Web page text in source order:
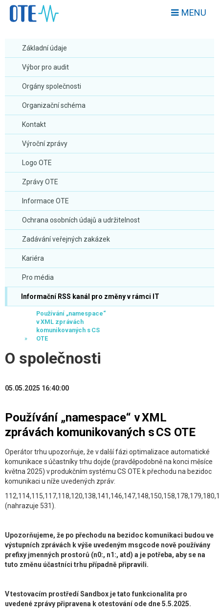
MENU
Základní údaje
Výbor pro audit
Orgány společnosti
Organizační schéma
Kontakt
Výroční zprávy
Logo OTE
Zprávy OTE
Informace OTE
Ochrana osobních údajů a udržitelnost
Zadávání veřejných zakázek
Kariéra
Pro média
Informační RSS kanál pro změny v rámci IT
Používání „namespace“
v XML zprávách
komunikovaných s CS
OTE
O společnosti
05.05.2025 16:40:00
Používání „namespace“ v XML
zprávách komunikovaných s CS OTE
Operátor trhu upozorňuje, že v další fázi optimalizace automatické
komunikace s účastníky trhu dojde (pravděpodobně na konci měsíce
května 2025) v produkčním systému CS OTE k přechodu na bezidoc
komunikaci u níže uvedených zpráv:
(nahrazuje 531).
Upozorňujeme, že po přechodu na bezidoc komunikaci budou ve
výstupních zprávách k výše uvedeným msgcode nově používány
prefixy jmenných prostorů (n0:, n1:, atd) a je potřeba, aby se na
tuto změnu účastníci trhu případně připravili.
V testovacím prostředí Sandbox je tato funkcionalita pro
uvedené zprávy připravena k otestování ode dne 5.5.2025.